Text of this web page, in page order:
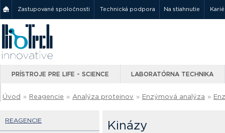
Zastupované spoločnosti Technická podpora Na stiahnutie
PRÍSTROJE PRE LIFE - SCIENCE LABORATÓRNA TECHNIKA
Úvod » Reagencie » Analýza proteinov » Enzýmová analýza »
REAGENCIE Kinázy